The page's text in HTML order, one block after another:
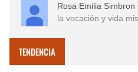
Rosa Emilia Simbron
la vocación y vida
TENDENCIA